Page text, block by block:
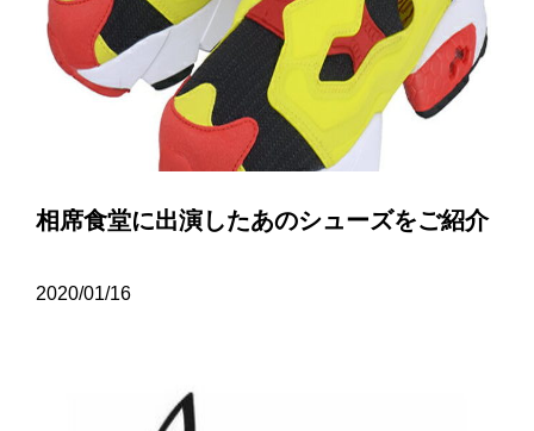
相席食堂に出演したあのシューズをご紹介
2020/01/16